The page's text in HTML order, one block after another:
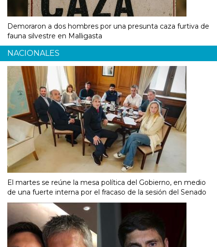
Demoraron a dos hombres por una presunta caza furtiva de
fauna silvestre en Malligasta
NACIONALES
El martes se reúne la mesa política del Gobierno, en medio
de una fuerte interna por el fracaso de la sesión del Senado